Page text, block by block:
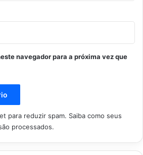
navegador para a próxima vez que
para reduzir spam. Saiba como seus
processados.